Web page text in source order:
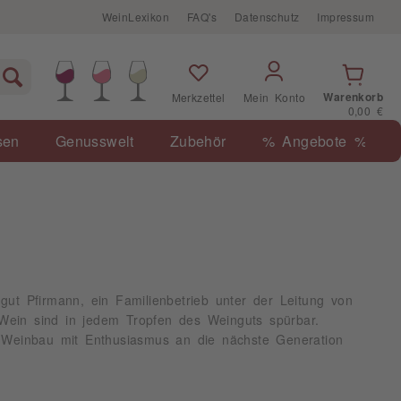
WeinLexikon FAQ's Datenschutz Impressum
Merkzettel Mein Konto
Warenkorb
0,00 €
Genusswelt Zubehör % Angebote %
Pfirmann, ein Familienbetrieb unter der Leitung von
sind in jedem Tropfen des Weinguts spürbar.
mit Enthusiasmus an die nächste Generation